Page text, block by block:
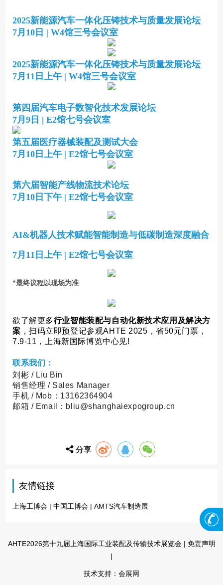
2025新能源汽车一体化压铸技术与质量发展论坛
7月10日 | W4馆三号会议室
2025新能源汽车一体化压铸技术与质量发展论坛
7月11日上午 | W4馆三号会议室
第四届汽车电子数智化技术发展论坛
7月9日 | E2馆七号会议室
第五届医疗器械装配及测试大会
7月10日上午 | E2馆七号会议室
第六届智能产线物流技术论坛
7月10日下午 | E2馆七号会议室
AI&机器人技术赋能智能制造与低碳制造深度融合
7月11日上午 | E2馆七号会议室
*最终议程以现场为准
欲了解更多行业智能装配与自动化新技术应用及解决方
案 ，扫码立即预登记参观AHTE 2025，省50元门票，
7.9-11，上海新国际博览中心见!
联系我们：
刘彬 / Liu Bin
销售经理 / Sales Manager
手机 / Mob：13162364904
邮箱 / Email：bliu@shanghaiexpogroup.cn
分享
友情链接
上海工博会 | 中国工博会 | AMTS汽车制造展
AHTE2026第十九届上海国际工业装配及传输技术展览会 | 免责声明
|
技术支持： 会展网
客服